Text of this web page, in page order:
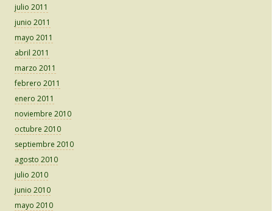
julio 2011
junio 2011
mayo 2011
abril 2011
marzo 2011
febrero 2011
enero 2011
noviembre 2010
octubre 2010
septiembre 2010
agosto 2010
julio 2010
junio 2010
mayo 2010